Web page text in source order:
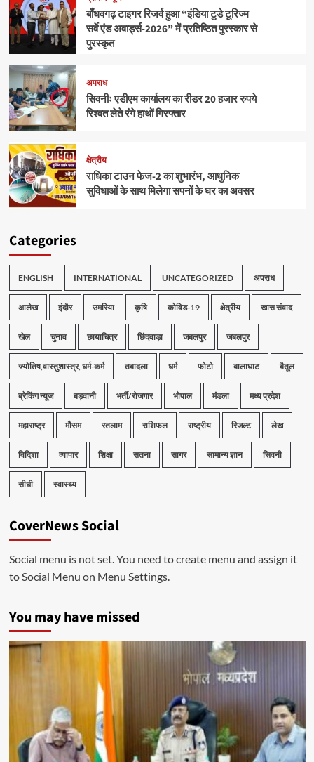
बाँधवगढ़ टाइगर रिजर्व हुआ “इंडिया टुडे टूरिज्म
सर्वे एंड अवार्ड्स-2026” में प्रतिष्ठित पुरस्कार से
पुरस्कृत
अपराध
सिवनीः एडीएम कार्यालय का रीडर 20 हजार रुपये
रिश्वत लेते रंगे हाथों गिरफ्तार
क्षेत्रीय
राधिका टाउन फेज-2 का शुभारंभ, आधुनिक
सुविधाओं के साथ मिलेगा सपनों के घर का अवसर
Categories
ENGLISH INTERNATIONAL UNCATEGORIZED अपराध
आलेख इंदौर उमरिया कृषि कोविड-19 क्षेत्रीय खास संवाद
खेल चुनाव छायाचित्र छिंदवाड़ा जबलपुर जबलपुर
ज्योतिष,वास्तुशास्त्र, धर्म-कर्म तबादला धर्म फोटो बालाघाट बैतूल
ब्रेकिंग न्यूज बड़वानी भर्ती/रोजगार भोपाल मंडला मध्य प्रदेश
महाराष्ट्र मौसम रतलाम राशिफल राष्ट्रीय रिजल्ट लेख
विदिशा व्यापार शिक्षा सतना सागर सामान्य ज्ञान सिवनी
सीधी स्वास्थ्य
CoverNews Social
Social menu is not set. You need to create menu and assign it
to Social Menu on Menu Settings.
You may have missed